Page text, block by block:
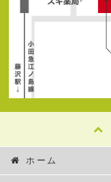
ホーム